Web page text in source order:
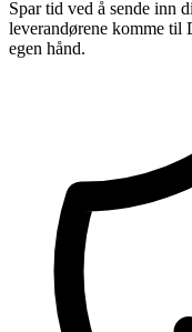
Spar tid ved å sende inn
leverandørene komme til
egen hånd.